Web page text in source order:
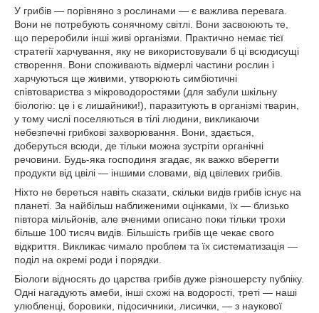
У грибів — порівняно з рослинами — є важлива перевага.
Вони не потребують сонячному світлі. Вони засвоюють те,
що переробили інші живі організми. Практично немає тієї
стратегії харчування, яку не використовували б ці всюдисущі
створення. Вони споживають відмерлі частини рослин і
харчуються ще живими, утворюють симбіотичні
співтовариства з мікроводоростями (для забули шкільну
біологію: це і є лишайники!), паразитують в організмі тварин,
у тому числі поселяються в тілі людини, викликаючи
небезпечні грибкові захворювання. Вони, здається,
доберуться всюди, де тільки можна зустріти органічні
речовини. Будь-яка господиня згадає, як важко вберегти
продукти від цвілі — іншими словами, від цвілевих грибів.
Ніхто не береться навіть сказати, скільки видів грибів існує на
планеті. За найбільш наближеними оцінками, їх — близько
півтора мільйонів, але вченими описано поки тільки трохи
більше 100 тисяч видів. Більшість грибів ще чекає свого
відкриття. Викликає чимало проблем та їх систематизація —
поділ на окремі роди і порядки.
Біологи відносять до царства грибів дуже різношерсту публіку.
Одні нагадують амеби, інші схожі на водорості, треті — наші
улюбленці, боровики, підосичники, лисички, — з наукової